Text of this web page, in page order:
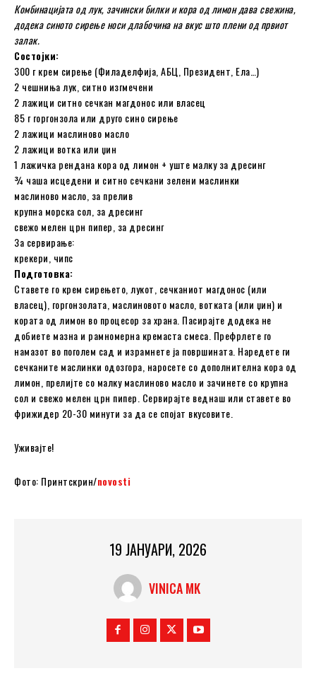
Комбинацијата од лук, зачински билки и кора од лимон дава свежина,
додека синото сирење носи длабочина на вкус што плени од првиот
залак.
Состојки:
300 г крем сирење (Филаделфија, АБЦ, Президент, Ела…)
2 чешниња лук, ситно изгмечени
2 лажици ситно сечкан магдонос или власец
85 г горгонзола или друго сино сирење
2 лажици маслиново масло
2 лажици вотка или џин
1 лажичка рендана кора од лимон + уште малку за дресинг
¾ чаша исцедени и ситно сечкани зелени маслинки
маслиново масло, за прелив
крупна морска сол, за дресинг
свежо мелен црн пипер, за дресинг
За сервирање:
крекери, чипс
Подготовка:
Ставете го крем сирењето, лукот, сечканиот магдонос (или
власец), горгонзолата, маслиновото масло, вотката (или џин) и
кората од лимон во процесор за храна. Пасирајте додека не
добиете мазна и рамномерна кремаста смеса. Префрлете го
намазот во поголем сад и израмнете ја површината. Наредете ги
сечканите маслинки одозгора, наросете со дополнителна кора од
лимон, прелијте со малку маслиново масло и зачинете со крупна
сол и свежо мелен црн пипер. Сервирајте веднаш или ставете во
фрижидер 20-30 минути за да се спојат вкусовите.
Уживајте!
Фото: Принтскрин/novosti
19 ЈАНУАРИ, 2026
VINICA MK